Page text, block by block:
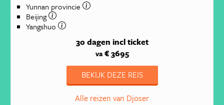
Yunnan provincie
Beijing
Yangshuo
30 dagen incl ticket
va€ 3695
BEKIJK DEZE REIS
Alle reizen van Djoser